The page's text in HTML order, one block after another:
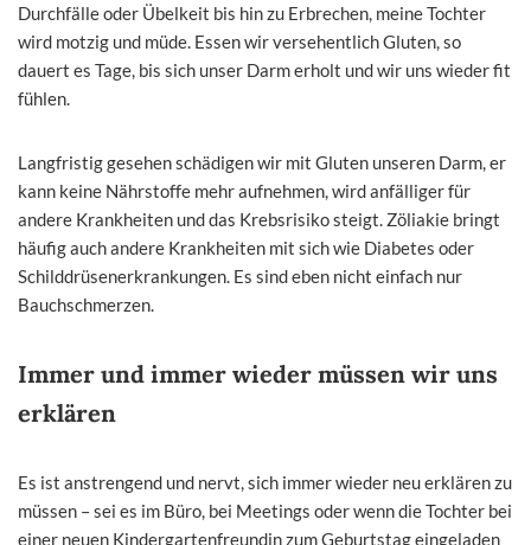
Durchfälle oder Übelkeit bis hin zu Erbrechen, meine Tochter
wird motzig und müde. Essen wir versehentlich Gluten, so
dauert es Tage, bis sich unser Darm erholt und wir uns wieder fit
fühlen.
Langfristig gesehen schädigen wir mit Gluten unseren Darm, er
kann keine Nährstoffe mehr aufnehmen, wird anfälliger für
andere Krankheiten und das Krebsrisiko steigt. Zöliakie bringt
häufig auch andere Krankheiten mit sich wie Diabetes oder
Schilddrüsenerkrankungen. Es sind eben nicht einfach nur
Bauchschmerzen.
Immer und immer wieder müssen wir uns
erklären
Es ist anstrengend und nervt, sich immer wieder neu erklären zu
müssen – sei es im Büro, bei Meetings oder wenn die Tochter bei
einer neuen Kindergartenfreundin zum Geburtstag eingeladen